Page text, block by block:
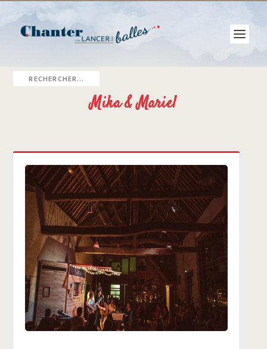
Mika & Mariel